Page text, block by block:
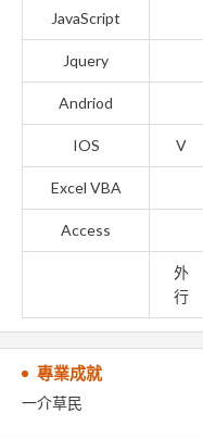
JavaScript
Jquery
Andriod
IOS V
Excel VBA
Access
外
行
專業成就
一介草民